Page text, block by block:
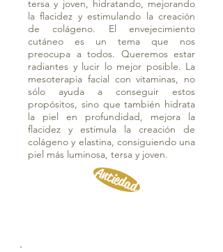
tersa y joven, hidratando, mejorando
la flacidez y estimulando la creación
de colágeno. El envejecimiento
cutáneo es un tema que nos
preocupa a todos. Queremos estar
radiantes y lucir lo mejor posible. La
mesoterapia facial con vitaminas, no
sólo ayuda a conseguir estos
propósitos, sino que también hidrata
la piel en profundidad, mejora la
flacidez y estimula la creación de
colágeno y elastina, consiguiendo una
piel más luminosa, tersa y joven.
Antiedad